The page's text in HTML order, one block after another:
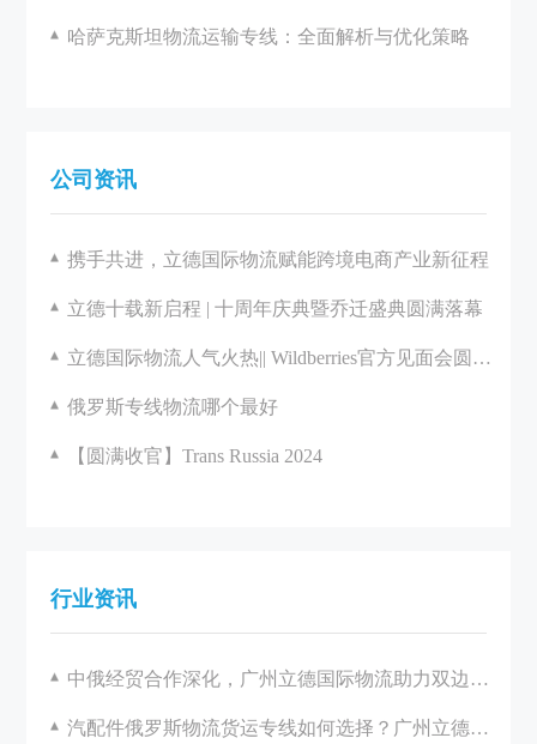
哈萨克斯坦物流运输专线：全面解析与优化策略
公司资讯
携手共进，立德国际物流赋能跨境电商产业新征程
立德十载新启程 | 十周年庆典暨乔迁盛典圆满落幕
立德国际物流人气火热|| Wildberries官方见面会圆满举办
俄罗斯专线物流哪个最好
【圆满收官】Trans Russia 2024
行业资讯
中俄经贸合作深化，广州立德国际物流助力双边发展
汽配件俄罗斯物流货运专线如何选择？广州立德国际物流一站式解决方案解析